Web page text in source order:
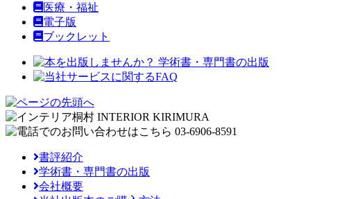
医療・福祉
電子版
ブックレット
書評紹介
学術書・専門書の出版
会社概要